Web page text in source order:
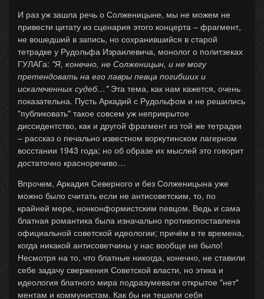
И раз уж зашла речь о Солженицыне, мы не можем не
привести цитату из сценария этого концерта – фрагмент,
не вошедший в запись, но сохранившийся в старой
тетрадке у Рудольфа Израилевича, монолог о политзеках
ГУЛАГа: "Я, конечно, не Солженицын, и не могу
претендовать на его лавры певца погибших и
искалеченных судеб…"Эта тема, как нам кажется, очень
показательна. Пусть Аркадий с Рудольфом и не решились
"публиковать" такое совсем уж неприкрытое
диссидентство, как и другой фрагмент из той же тетрадки
– рассказ о печально известном воркутинском лагерном
восстании 1943 года; но об образе их мыслей это говорит
достаточно красноречиво…
Впрочем, Аркадия Северного и без Солженицына уже
можно было считать если не антисоветским, то, по
крайней мере, нонконформистским певцом. Ведь и сама
блатная романтика была изначально противопоставлена
официальной советской идеологии; причём в те времена,
когда никакой антисоветчины у нас вообще не было!
Несмотря на то, что блатные никогда, конечно, не ставили
себе задачу свержения Советской власти, но этика и
идеология блатного мира подразумевали открытое "нет"
ментам и коммунистам. Как бы ни тешили себя